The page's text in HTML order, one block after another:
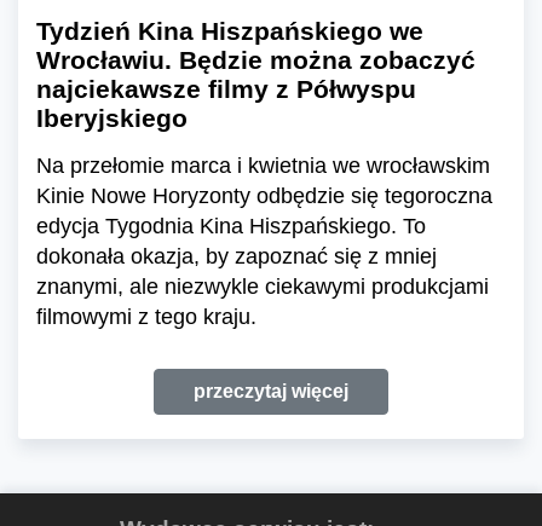
Tydzień Kina Hiszpańskiego we
Wrocławiu. Będzie można zobaczyć
najciekawsze filmy z Półwyspu
Iberyjskiego
Na przełomie marca i kwietnia we wrocławskim
Kinie Nowe Horyzonty odbędzie się tegoroczna
edycja Tygodnia Kina Hiszpańskiego. To
dokonała okazja, by zapoznać się z mniej
znanymi, ale niezwykle ciekawymi produkcjami
filmowymi z tego kraju.
przeczytaj więcej